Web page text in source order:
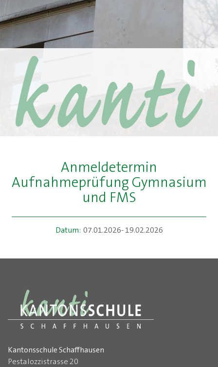
Anmeldetermin
Aufnahmeprüfung Gymnasium
und FMS
Datum: 07.01.2026- 19.02.2026
Kantonsschule Schaffhausen
Pestalozzistrasse 20